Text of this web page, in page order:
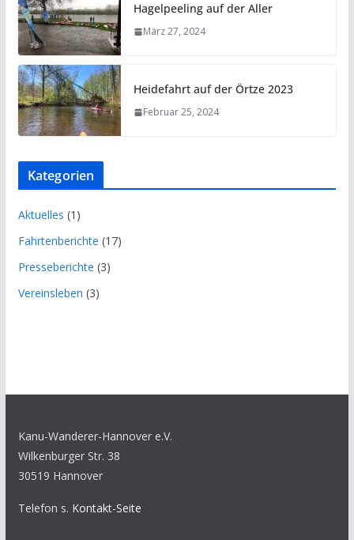
Hagelpeeling auf der Aller
März 27, 2024
Heidefahrt auf der Örtze 2023
Februar 25, 2024
Kategorien
Aktuelles (1)
Fahrtenberichte (17)
Presseberichte (3)
Vereinsleben (3)
Kanu-Wanderer-Hannover e.V.
Wilkenburger Str. 38
30519 Hannover
Telefon s. Kontakt-Seite